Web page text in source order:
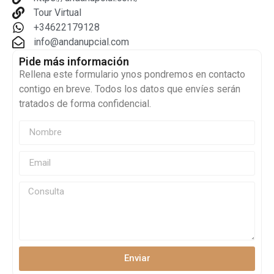
Tour Virtual
+34622179128
info@andanupcial.com
Pide más información
Rellena este formulario ynos pondremos en contacto
contigo en breve. Todos los datos que envíes serán
tratados de forma confidencial.
Enviar